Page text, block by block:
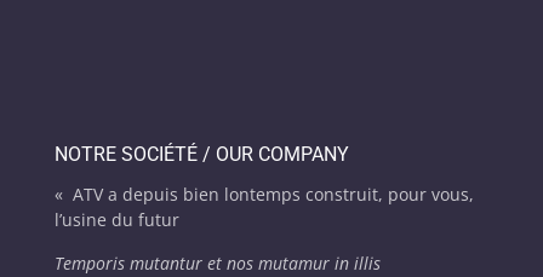
NOTRE SOCIÉTÉ / OUR COMPANY
« ATV a depuis bien lontemps construit, pour vous,
l’usine du futur
Temporis mutantur et nos mutamur in illis